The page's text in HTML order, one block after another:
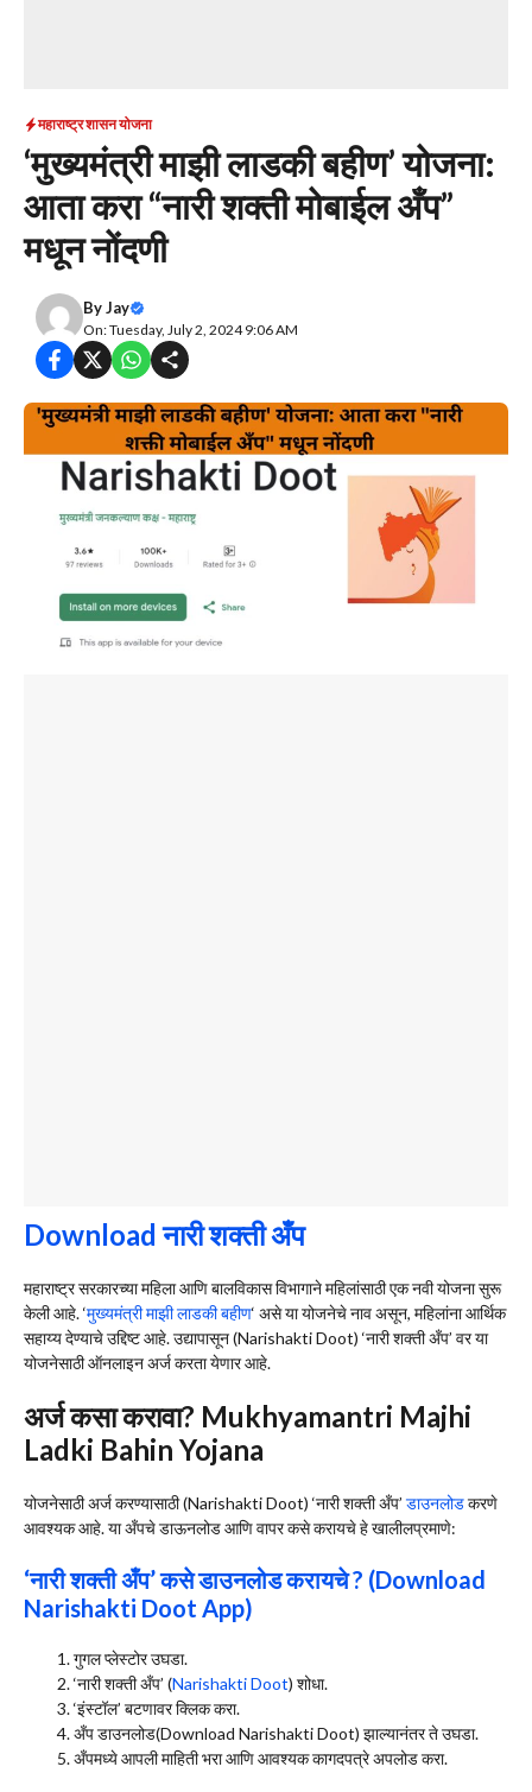
महाराष्ट्र शासन योजना
‘मुख्यमंत्री माझी लाडकी बहीण’ योजना:
आता करा “नारी शक्ती मोबाईल अँप”
मधून नोंदणी
ByJay
On: Tuesday, July 2, 2024 9:06 AM
Download नारी शक्ती अँप
महाराष्ट्र सरकारच्या महिला आणि बालविकास विभागाने महिलांसाठी एक नवी योजना सुरू
केली आहे. ‘मुख्यमंत्री माझी लाडकी बहीण‘ असे या योजनेचे नाव असून, महिलांना आर्थिक
सहाय्य देण्याचे उद्दिष्ट आहे. उद्यापासून (Narishakti Doot) ‘नारी शक्ती अँप’ वर या
योजनेसाठी ऑनलाइन अर्ज करता येणार आहे.
अर्ज कसा करावा? Mukhyamantri Majhi
Ladki Bahin Yojana
योजनेसाठी अर्ज करण्यासाठी (Narishakti Doot) ‘नारी शक्ती अँप’ डाउनलोडकरणे
आवश्यक आहे. या अँपचे डाऊनलोड आणि वापर कसे करायचे हे खालीलप्रमाणे:
‘नारी शक्ती अँप’ कसे डाउनलोड करायचे ? (Download
Narishakti Doot App)
गुगल प्लेस्टोर उघडा.
‘नारी शक्ती अँप’ (Narishakti Doot) शोधा.
‘इंस्टॉल’ बटणावर क्लिक करा.
अँप डाउनलोड(Download Narishakti Doot) झाल्यानंतर ते उघडा.
अँपमध्ये आपली माहिती भरा आणि आवश्यक कागदपत्रे अपलोड करा.